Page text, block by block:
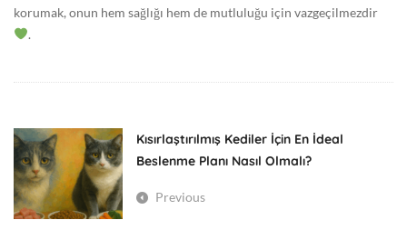
korumak, onun hem sağlığı hem de mutluluğu için vazgeçilmezdir
.
Kısırlaştırılmış Kediler İçin En İdeal
Beslenme Planı Nasıl Olmalı?
Previous